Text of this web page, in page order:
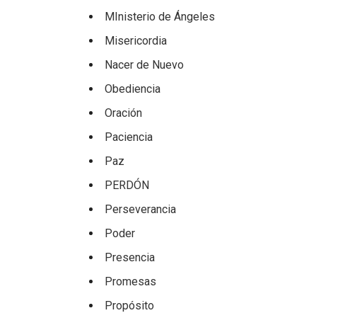
MInisterio de Ángeles
Misericordia
Nacer de Nuevo
Obediencia
Oración
Paciencia
Paz
PERDÓN
Perseverancia
Poder
Presencia
Promesas
Propósito